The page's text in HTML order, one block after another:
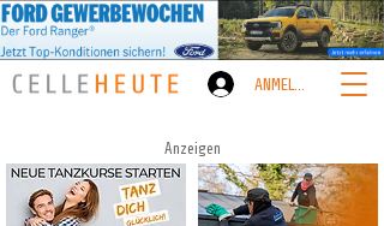
ANMELDEN
Anzeigen